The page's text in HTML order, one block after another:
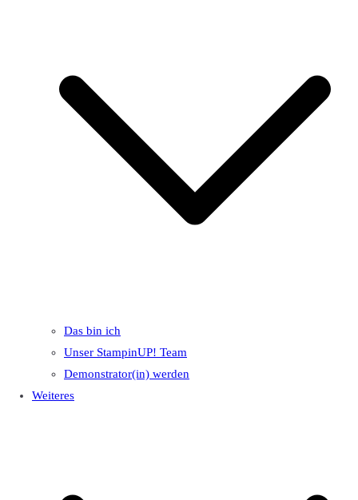
Das bin ich
Unser StampinUP! Team
Demonstrator(in) werden
Weiteres